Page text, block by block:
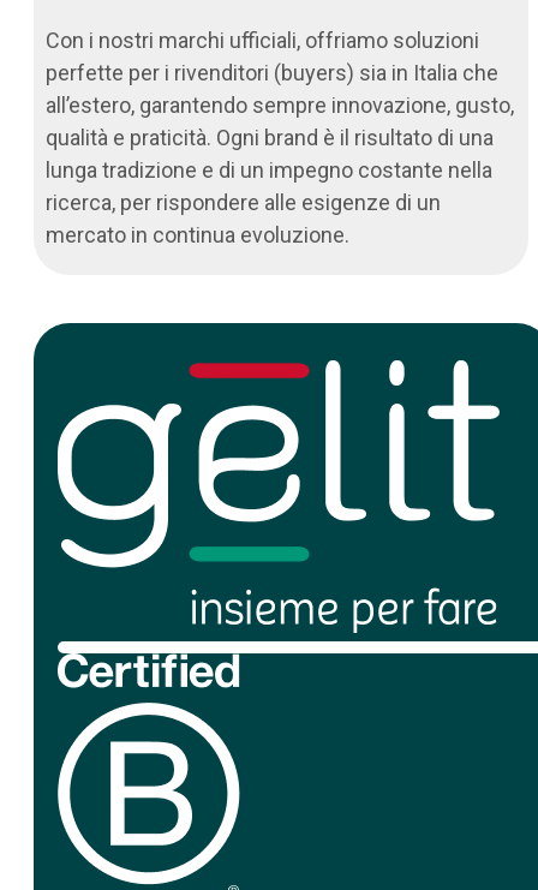
Con i nostri marchi ufficiali, offriamo soluzioni
perfette per i rivenditori (buyers) sia in Italia che
all’estero, garantendo sempre innovazione, gusto,
qualità e praticità. Ogni brand è il risultato di una
lunga tradizione e di un impegno costante nella
ricerca, per rispondere alle esigenze di un
mercato in continua evoluzione.